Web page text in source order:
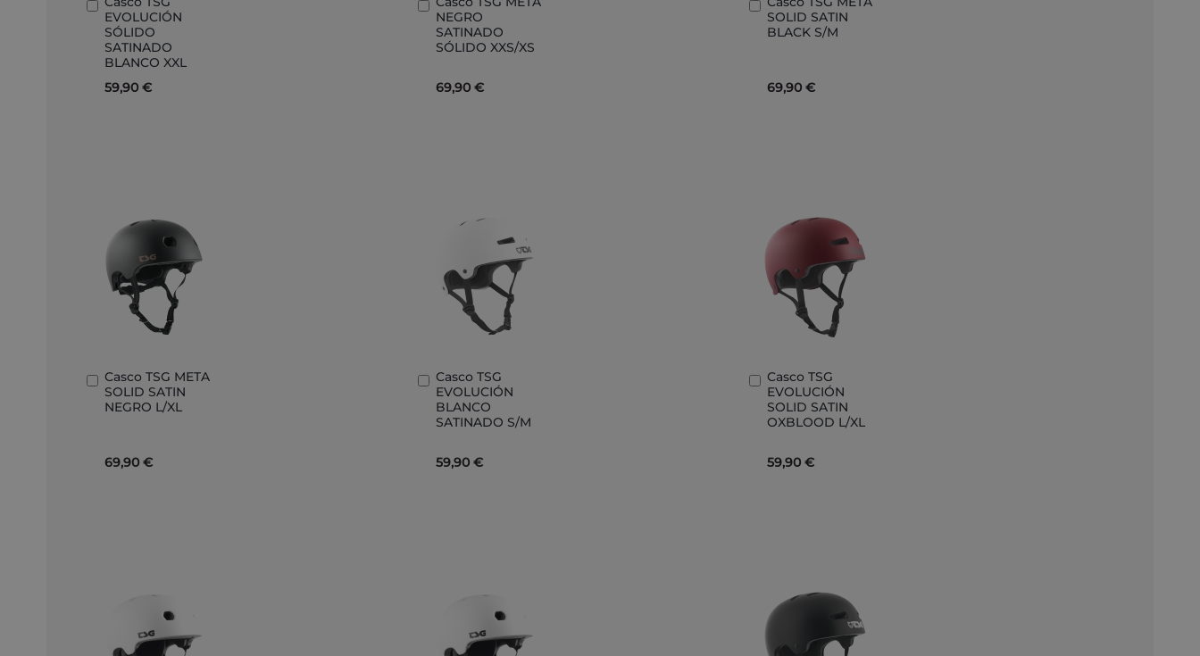
EVOLUCIÓN
SÓLIDO
SATINADO
BLANCO XXL
59,90 €
Añadir
al
carrito
NEGRO
SATINADO
SÓLIDO XXS/XS
69,90 €
Añadir
al
carrito
SOLID SATIN
BLACK S/M
69,90 €
Añadir
al
carrito
Casco TSG META
SOLID SATIN
NEGRO L/XL
69,90 €
Añadir
al
carrito
Casco TSG
EVOLUCIÓN
BLANCO
SATINADO S/M
59,90 €
Añadir
al
carrito
Casco TSG
EVOLUCIÓN
SOLID SATIN
OXBLOOD L/XL
59,90 €
Añadir
al
carrito